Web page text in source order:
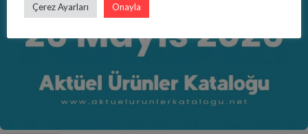
Çerez Ayarları Onayla